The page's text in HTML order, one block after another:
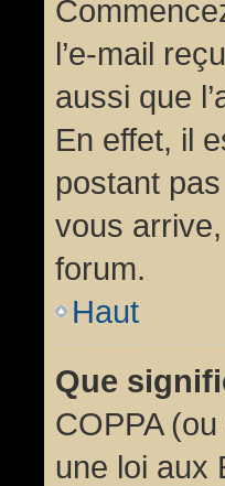
l’e-mail
aussi que
En effet, il
postant
vous
forum.
Haut
Que
COPPA (ou
une loi aux